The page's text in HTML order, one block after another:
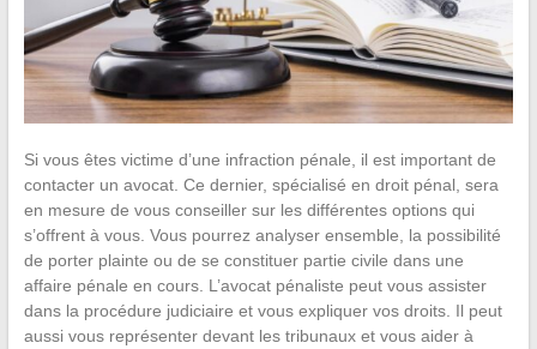
Si vous êtes victime d’une infraction pénale, il est important de
contacter un avocat. Ce dernier, spécialisé en droit pénal, sera
en mesure de vous conseiller sur les différentes options qui
s’offrent à vous. Vous pourrez analyser ensemble, la possibilité
de porter plainte ou de se constituer partie civile dans une
affaire pénale en cours. L’avocat pénaliste peut vous assister
dans la procédure judiciaire et vous expliquer vos droits. Il peut
aussi vous représenter devant les tribunaux et vous aider à